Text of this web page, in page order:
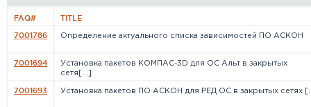
FAQ# TITLE
7001786 Определение актуального списка зависимостей ПО АСКОН
7001694
Установка пакетов КОМПАС-3D для ОС Альт в закрытых
сетя[...]
7001693 Установка пакетов ПО АСКОН для РЕД ОС в закрытых сетях